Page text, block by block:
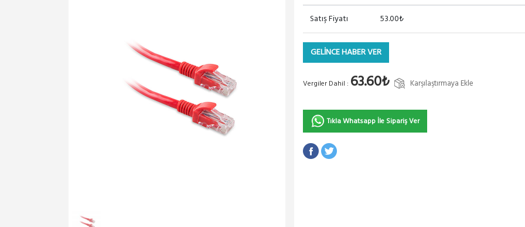
Satış Fiyatı 53.00₺
GELİNCE HABER VER
Vergiler Dahil : 63.60₺ Karşılaştırmaya Ekle
Tıkla Whatsapp İle Sipariş Ver